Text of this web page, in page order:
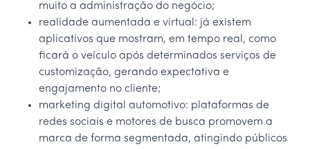
muito a administração do negócio;
realidade aumentada e virtual: já existem
aplicativos que mostram, em tempo real, como
ficará o veículo após determinados serviços de
customização, gerando expectativa e
engajamento no cliente;
marketing digital automotivo: plataformas de
redes sociais e motores de busca promovem a
marca de forma segmentada, atingindo públicos